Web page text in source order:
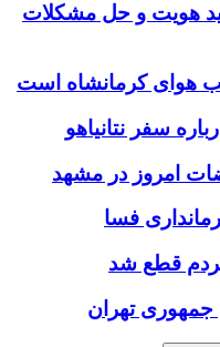
هویت و حل مشکلات
هوای کرمانشاه است
سفر نتانیاهو
امروز در مشهد
قطع شد
جمهوری تهران